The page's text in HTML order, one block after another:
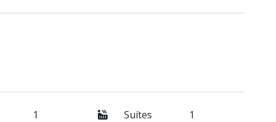
1 Suítes
1